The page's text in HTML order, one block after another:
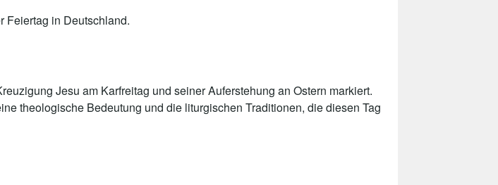
Feiertag in Deutschland.
Jesu am Karfreitag und seiner Auferstehung an Ostern markiert.
theologische Bedeutung und die liturgischen Traditionen, die diesen Tag